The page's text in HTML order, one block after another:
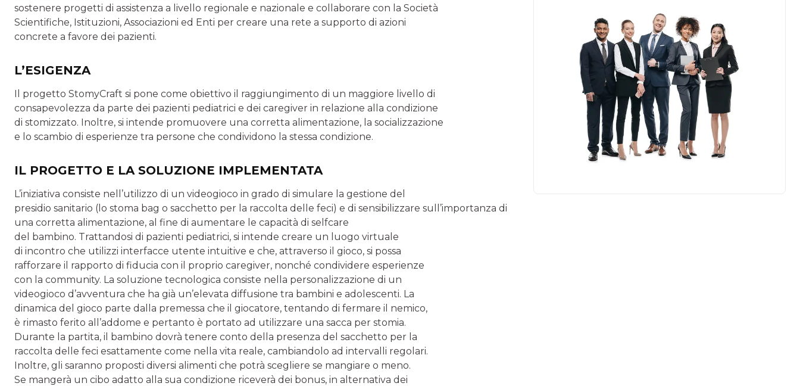
sostenere progetti di assistenza a livello regionale e nazionale e collaborare con la Società
Scientifiche, Istituzioni, Associazioni ed Enti per creare una rete a supporto di azioni
concrete a favore dei pazienti.
L’ESIGENZA
Il progetto StomyCraft si pone come obiettivo il raggiungimento di un maggiore livello di
consapevolezza da parte dei pazienti pediatrici e dei caregiver in relazione alla condizione
di stomizzato. Inoltre, si intende promuovere una corretta alimentazione, la socializzazione
e lo scambio di esperienze tra persone che condividono la stessa condizione.
IL PROGETTO E LA SOLUZIONE IMPLEMENTATA
L’iniziativa consiste nell’utilizzo di un videogioco in grado di simulare la gestione del
presidio sanitario (lo stoma bag o sacchetto per la raccolta delle feci) e di sensibilizzare sull’importanza di
una corretta alimentazione, al fine di aumentare le capacità di selfcare
del bambino. Trattandosi di pazienti pediatrici, si intende creare un luogo virtuale
di incontro che utilizzi interfacce utente intuitive e che, attraverso il gioco, si possa
rafforzare il rapporto di fiducia con il proprio caregiver, nonché condividere esperienze
con la community. La soluzione tecnologica consiste nella personalizzazione di un
videogioco d’avventura che ha già un’elevata diffusione tra bambini e adolescenti. La
dinamica del gioco parte dalla premessa che il giocatore, tentando di fermare il nemico,
è rimasto ferito all’addome e pertanto è portato ad utilizzare una sacca per stomia.
Durante la partita, il bambino dovrà tenere conto della presenza del sacchetto per la
raccolta delle feci esattamente come nella vita reale, cambiandolo ad intervalli regolari.
Inoltre, gli saranno proposti diversi alimenti che potrà scegliere se mangiare o meno.
Se mangerà un cibo adatto alla sua condizione riceverà dei bonus, in alternativa dei